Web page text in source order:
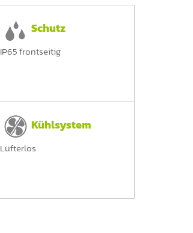
Schutz
IP65 frontseitig
Kühlsystem
Lüfterlos